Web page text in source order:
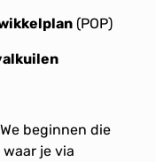
(POP)
beginnen die
je via